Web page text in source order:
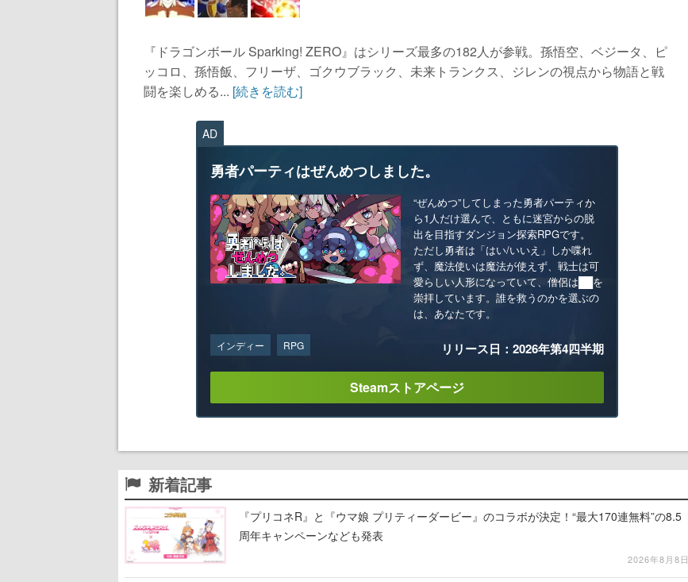
『ドラゴンボール Sparking! ZERO』はシリーズ最多の182人が参戦。孫悟空、ベジータ、ピ
ッコロ、孫悟飯、フリーザ、ゴクウブラック、未来トランクス、ジレンの視点から物語と戦
闘を楽しめる... [続きを読む]
AD
勇者パーティはぜんめつしました。
“ぜんめつ”してしまった勇者パーティか
ら1人だけ選んで、ともに迷宮からの脱
出を目指すダンジョン探索RPGです。
ただし勇者は「はい/いいえ」しか喋れ
ず、魔法使いは魔法が使えず、戦士は可
愛らしい人形になっていて、僧侶は██を
崇拝しています。誰を救うのかを選ぶの
は、あなたです。
インディー RPG リリース日：2026年第4四半期
Steamストアページ
新着記事
『プリコネR』と『ウマ娘 プリティーダービー』のコラボが決定！“最大170連無料”の8.5
周年キャンペーンなども発表
2026年8月8日